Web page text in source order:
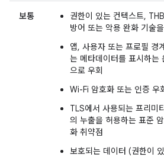
보통
권한이 있는 컨텍스트,
방어 또는 악용 완화 기술
앱, 사용자 또는 프로필 경
는 메타데이터를 표시하는
으로 우회
Wi-Fi 암호화 또는 인증 우
TLS에서 사용되는 프리미
의 누출을 허용하는 표준
화 취약점
보호되는 데이터 (권한이